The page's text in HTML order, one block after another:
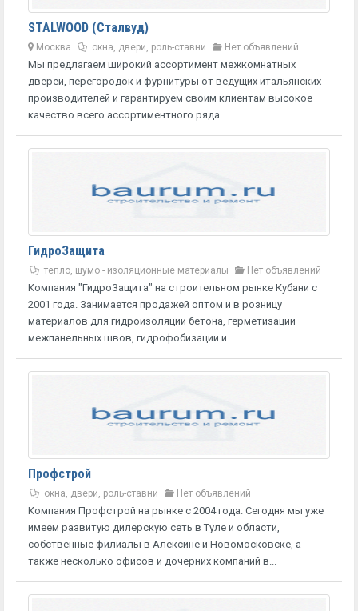
STALWOOD (Сталвуд)
Москва окна, двери, роль-ставни Нет объявлений
Мы предлагаем широкий ассортимент межкомнатных
дверей, перегородок и фурнитуры от ведущих итальянских
производителей и гарантируем своим клиентам высокое
качество всего ассортиментного ряда.
ГидроЗащита
тепло, шумо - изоляционные материалы Нет объявлений
Компания "ГидроЗащита" на строительном рынке Кубани с
2001 года. Занимается продажей оптом и в розницу
материалов для гидроизоляции бетона, герметизации
межпанельных швов, гидрофобизации и...
Профстрой
окна, двери, роль-ставни Нет объявлений
Компания Профстрой на рынке с 2004 года. Сегодня мы уже
имеем развитую дилерскую сеть в Туле и области,
собственные филиалы в Алексине и Новомосковске, а
также несколько офисов и дочерних компаний в...